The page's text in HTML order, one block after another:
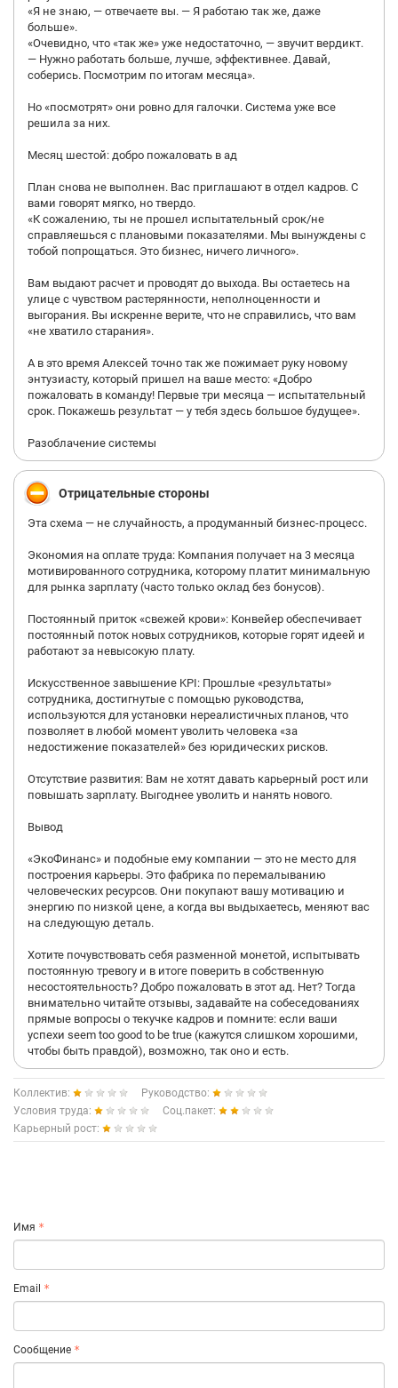
«Я не знаю, — отвечаете вы. — Я работаю так же, даже
больше».
«Очевидно, что «так же» уже недостаточно, — звучит вердикт.
— Нужно работать больше, лучше, эффективнее. Давай,
соберись. Посмотрим по итогам месяца».
Но «посмотрят» они ровно для галочки. Система уже все
решила за них.
Месяц шестой: добро пожаловать в ад
План снова не выполнен. Вас приглашают в отдел кадров. С
вами говорят мягко, но твердо.
«К сожалению, ты не прошел испытательный срок/не
справляешься с плановыми показателями. Мы вынуждены с
тобой попрощаться. Это бизнес, ничего личного».
Вам выдают расчет и проводят до выхода. Вы остаетесь на
улице с чувством растерянности, неполноценности и
выгорания. Вы искренне верите, что не справились, что вам
«не хватило старания».
А в это время Алексей точно так же пожимает руку новому
энтузиасту, который пришел на ваше место: «Добро
пожаловать в команду! Первые три месяца — испытательный
срок. Покажешь результат — у тебя здесь большое будущее».
Разоблачение системы
Отрицательные стороны
Эта схема — не случайность, а продуманный бизнес-процесс.
Экономия на оплате труда: Компания получает на 3 месяца
мотивированного сотрудника, которому платит минимальную
для рынка зарплату (часто только оклад без бонусов).
Постоянный приток «свежей крови»: Конвейер обеспечивает
постоянный поток новых сотрудников, которые горят идеей и
работают за невысокую плату.
Искусственное завышение KPI: Прошлые «результаты»
сотрудника, достигнутые с помощью руководства,
используются для установки нереалистичных планов, что
позволяет в любой момент уволить человека «за
недостижение показателей» без юридических рисков.
Отсутствие развития: Вам не хотят давать карьерный рост или
повышать зарплату. Выгоднее уволить и нанять нового.
Вывод
«ЭкоФинанс» и подобные ему компании — это не место для
построения карьеры. Это фабрика по перемалыванию
человеческих ресурсов. Они покупают вашу мотивацию и
энергию по низкой цене, а когда вы выдыхаетесь, меняют вас
на следующую деталь.
Хотите почувствовать себя разменной монетой, испытывать
постоянную тревогу и в итоге поверить в собственную
несостоятельность? Добро пожаловать в этот ад. Нет? Тогда
внимательно читайте отзывы, задавайте на собеседованиях
прямые вопросы о текучке кадров и помните: если ваши
успехи seem too good to be true (кажутся слишком хорошими,
чтобы быть правдой), возможно, так оно и есть.
Коллектив:
Руководство:
Условия труда:
Соц.пакет:
Карьерный рост:
Имя
Email
Сообщение